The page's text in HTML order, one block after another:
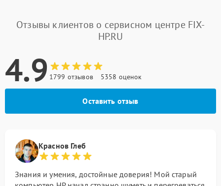
Отзывы клиентов о сервисном центре FIX-
HP.RU
4.9 1799 отзывов 5358 оценок
Оставить отзыв
Краснов Глеб
Знания и умения, достойные доверия! Мой старый